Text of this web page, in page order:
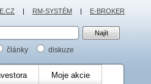
články diskuze
Moje akcie
| RM-SYSTÉM | E-BROKER